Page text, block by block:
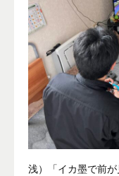
浅）「イカ墨で前が